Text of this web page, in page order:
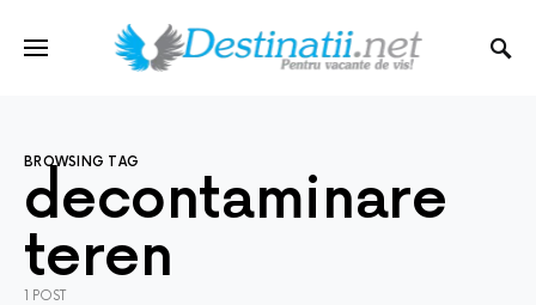
BROWSING TAG
decontaminare
teren
1 POST